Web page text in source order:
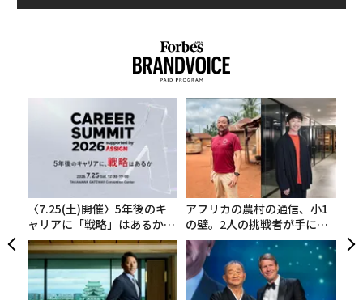
〈7.25(土)開催〉5年後のキ
ャリアに「戦略」はあるか。
トップエグゼクティブのキャ
リアに触れる1日│CAREER S
UMMIT 2026
アフリカの農村の通信、小1
の壁。2人の挑戦者が手にし
た「次なる武器」